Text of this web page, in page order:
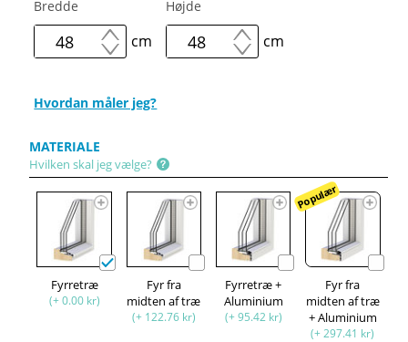
Bredde
cm
Højde
cm
Hvordan måler jeg?
MATERIALE
Hvilken skal jeg vælge?
Fyrretræ
(+ 0.00 kr)
Fyr fra
midten af ​​træ
(+ 122.76 kr)
Fyrretræ +
Aluminium
(+ 95.42 kr)
Populær
Fyr fra
midten af træ
+ Aluminium
(+ 297.41 kr)